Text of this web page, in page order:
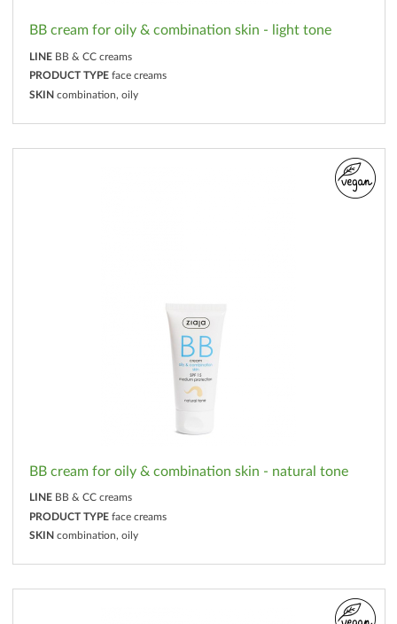
BB cream for oily & combination skin - light tone
LINE BB & CC creams
PRODUCT TYPE face creams
SKIN combination, oily
BB cream for oily & combination skin - natural tone
LINE BB & CC creams
PRODUCT TYPE face creams
SKIN combination, oily